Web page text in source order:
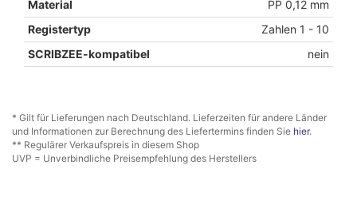
Material
PP 0,12 mm
Registertyp
Zahlen 1 - 10
SCRIBZEE-kompatibel
nein
* Gilt für Lieferungen nach Deutschland. Lieferzeiten für andere Länder
und Informationen zur Berechnung des Liefertermins finden Sie hier.
** Regulärer Verkaufspreis in diesem Shop
UVP = Unverbindliche Preisempfehlung des Herstellers